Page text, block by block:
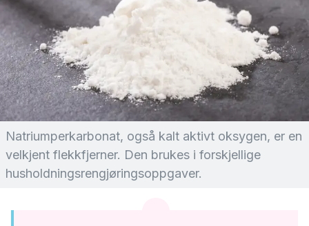
Natriumperkarbonat, også kalt aktivt oksygen, er en
velkjent flekkfjerner. Den brukes i forskjellige
husholdningsrengjøringsoppgaver.